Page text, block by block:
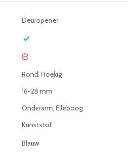
Deuropener
Rond, Hoekig
16-28 mm
Onderarm, Elleboog
Kunststof
Blauw